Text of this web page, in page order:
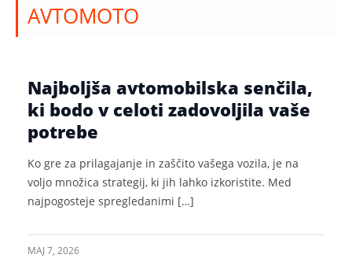
AVTOMOTO
Najboljša avtomobilska senčila,
ki bodo v celoti zadovoljila vaše
potrebe
Ko gre za prilagajanje in zaščito vašega vozila, je na
voljo množica strategij, ki jih lahko izkoristite. Med
najpogosteje spregledanimi […]
MAJ 7, 2026